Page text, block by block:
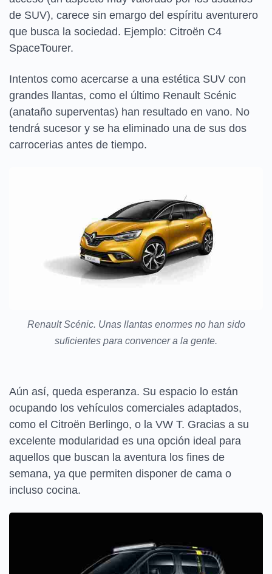
de SUV), carece sin emargo del espíritu aventurero
que busca la sociedad. Ejemplo: Citroën C4
SpaceTourer.
Intentos como acercarse a una estética SUV con
grandes llantas, como el último Renault Scénic
(anataño superventas) han resultado en vano. No
tendrá sucesor y se ha eliminado una de sus dos
carrocerias antes de tiempo.
Renault Scénic. Unas llantas enormes no han sido
suficientes para convencer a la gente.
Aún así, queda esperanza. Su espacio lo están
ocupando los vehículos comerciales adaptados,
como el Citroën Berlingo, o la VW T. Gracias a su
excelente modularidad es una opción ideal para
aquellos que buscan la aventura los fines de
semana, ya que permiten disponer de cama o
incluso cocina.